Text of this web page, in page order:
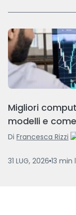
Migliori
modelli e
Di Francesca Rizzi
31 LUG, 2026 13 min